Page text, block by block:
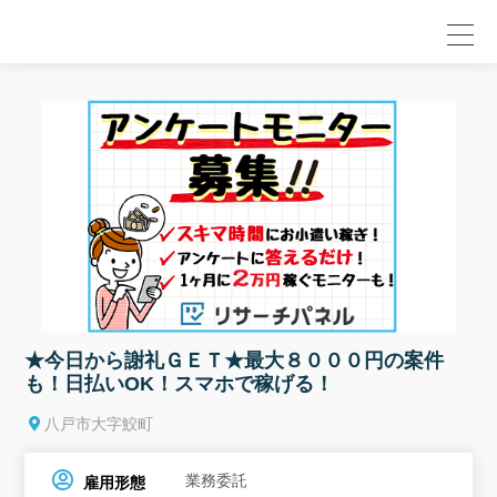
★今日から謝礼ＧＥＴ★最大８０００円の案件
も！日払いOK！スマホで稼げる！
八戸市大字鮫町
雇用形態 業務委託